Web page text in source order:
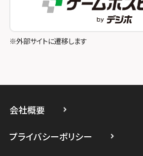
スマホスピタル吉祥寺
スマホスピタル立川
スマホスピタル たまプラーザ駅前
※外部サイトに遷移します
会社概要
プライバシーポリシー